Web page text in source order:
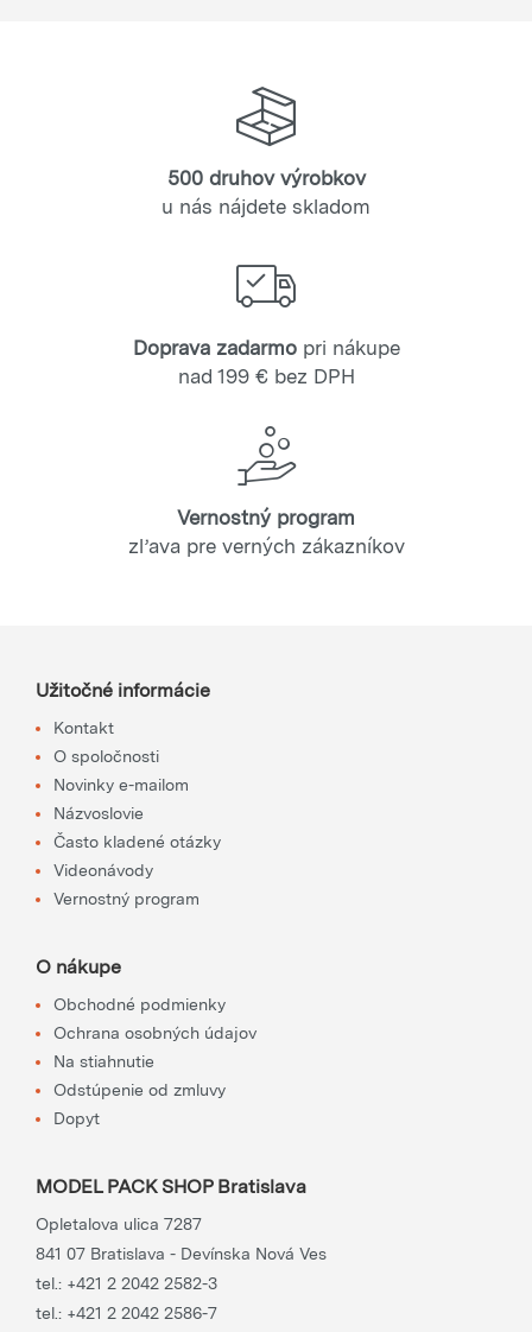
500 druhov výrobkov
u nás nájdete skladom
Doprava zadarmopri nákupe
nad 199 € bez DPH
Vernostný program
zľava pre verných zákazníkov
Užitočné informácie
Kontakt
O spoločnosti
Novinky e-mailom
Názvoslovie
Často kladené otázky
Videonávody
Vernostný program
O nákupe
Obchodné podmienky
Ochrana osobných údajov
Na stiahnutie
Odstúpenie od zmluvy
Dopyt
MODEL PACK SHOP Bratislava
Opletalova ulica 7287
841 07 Bratislava - Devínska Nová Ves
tel.: +421 2 2042 2582-3
tel.: +421 2 2042 2586-7